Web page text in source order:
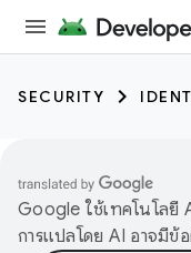
SECURITY
Google ใช้เทคโนโลยี
การแปลโดย AI อาจมีข้